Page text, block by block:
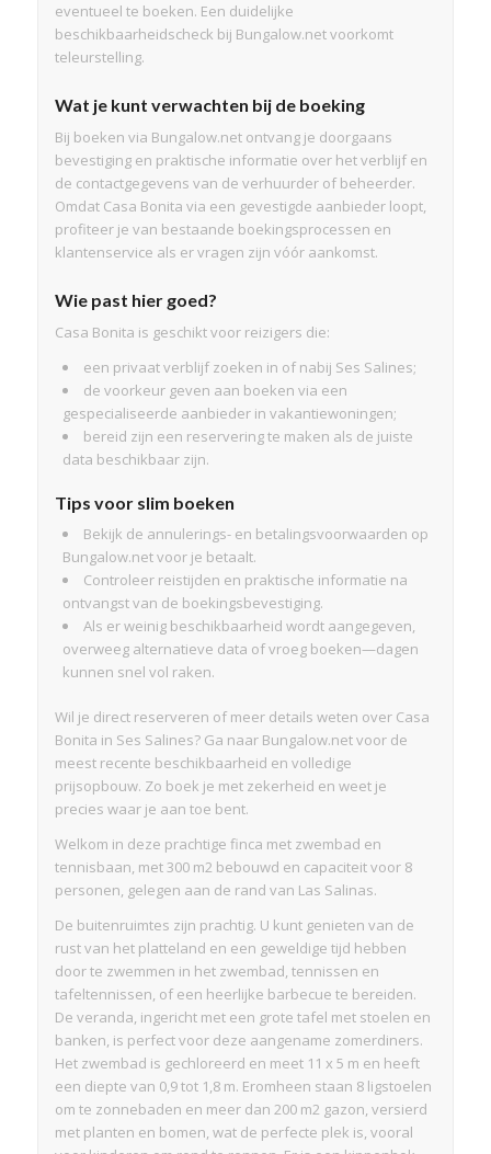
eventueel te boeken. Een duidelijke
beschikbaarheidscheck bij Bungalow.net voorkomt
teleurstelling.
Wat je kunt verwachten bij de boeking
Bij boeken via Bungalow.net ontvang je doorgaans
bevestiging en praktische informatie over het verblijf en
de contactgegevens van de verhuurder of beheerder.
Omdat Casa Bonita via een gevestigde aanbieder loopt,
profiteer je van bestaande boekingsprocessen en
klantenservice als er vragen zijn vóór aankomst.
Wie past hier goed?
Casa Bonita is geschikt voor reizigers die:
een privaat verblijf zoeken in of nabij Ses Salines;
de voorkeur geven aan boeken via een
gespecialiseerde aanbieder in vakantiewoningen;
bereid zijn een reservering te maken als de juiste
data beschikbaar zijn.
Tips voor slim boeken
Bekijk de annulerings- en betalingsvoorwaarden op
Bungalow.net voor je betaalt.
Controleer reistijden en praktische informatie na
ontvangst van de boekingsbevestiging.
Als er weinig beschikbaarheid wordt aangegeven,
overweeg alternatieve data of vroeg boeken—dagen
kunnen snel vol raken.
Wil je direct reserveren of meer details weten over Casa
Bonita in Ses Salines? Ga naar Bungalow.net voor de
meest recente beschikbaarheid en volledige
prijsopbouw. Zo boek je met zekerheid en weet je
precies waar je aan toe bent.
Welkom in deze prachtige finca met zwembad en
tennisbaan, met 300 m2 bebouwd en capaciteit voor 8
personen, gelegen aan de rand van Las Salinas.
De buitenruimtes zijn prachtig. U kunt genieten van de
rust van het platteland en een geweldige tijd hebben
door te zwemmen in het zwembad, tennissen en
tafeltennissen, of een heerlijke barbecue te bereiden.
De veranda, ingericht met een grote tafel met stoelen en
banken, is perfect voor deze aangename zomerdiners.
Het zwembad is gechloreerd en meet 11 x 5 m en heeft
een diepte van 0,9 tot 1,8 m. Eromheen staan 8 ligstoelen
om te zonnebaden en meer dan 200 m2 gazon, versierd
met planten en bomen, wat de perfecte plek is, vooral